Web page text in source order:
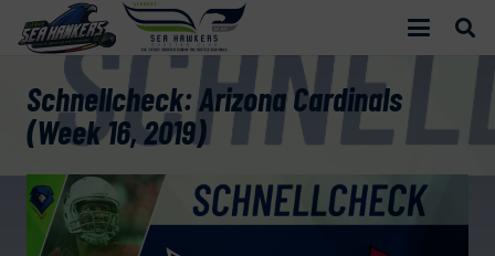
Schnellcheck: Arizona Cardinals
(Week 16, 2019)